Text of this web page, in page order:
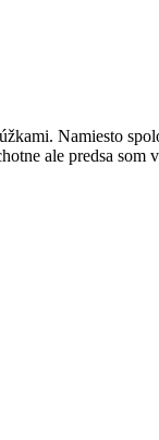
Namiesto
ale predsa